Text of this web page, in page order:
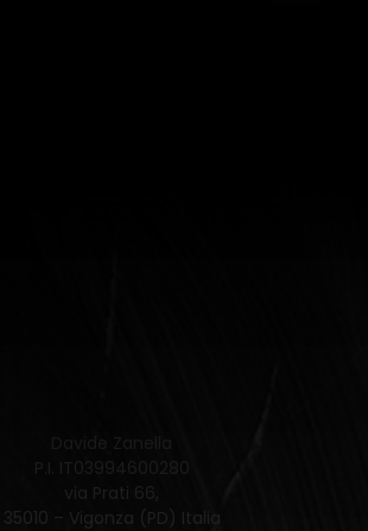
P.I. IT03994600280
via Prati 66,
35010 – Vigonza (PD) Italia